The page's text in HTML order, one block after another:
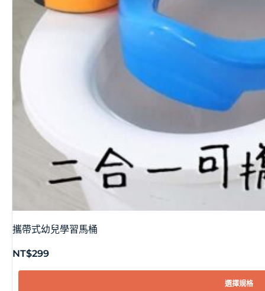
攜帶式幼兒學習馬桶
NT$299
選擇規格